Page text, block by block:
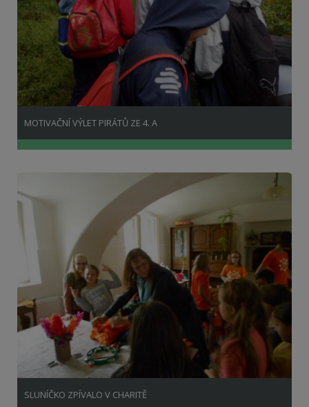
MOTIVAČNÍ VÝLET PIRÁTŮ ZE 4. A
SLUNÍČKO ZPÍVALO V CHARITĚ